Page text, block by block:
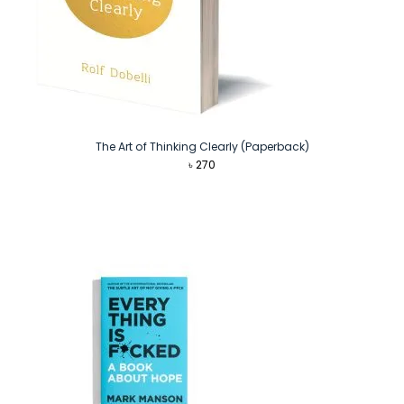
The Art of Thinking Clearly (Paperback)
৳270